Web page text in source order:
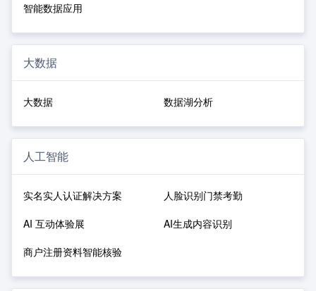
智能数据应用
大数据
大数据 数据湖分析
人工智能
实名实人认证解决方案
人脸识别门禁考勤
AI 互动体验展
AI生成内容识别
商户注册资料智能核验